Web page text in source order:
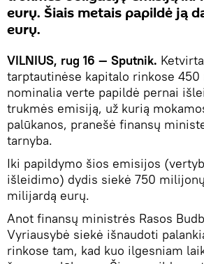
eurų. Šiais metais papildė ją
eurų.
VILNIUS, rug 16 — Sputnik.
tarptautinėse kapitalo rinkose
nominalia verte papildė pernai
trukmės emisiją, už kurią
palūkanos, pranešė finansų
tarnyba.
Iki papildymo šios emisijos
išleidimo) dydis siekė 750
milijardą eurų.
Anot finansų ministrės Rasos
Vyriausybė siekė išnaudoti
rinkose tam, kad kuo ilgesniam